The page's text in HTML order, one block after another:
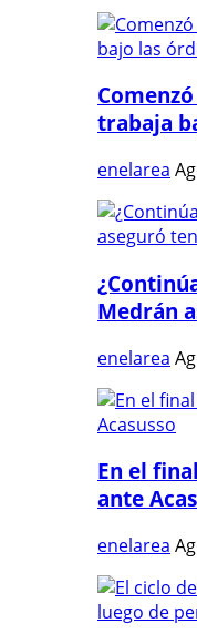
trabaja
enelarea
Medrán
enelarea
En el
ante
enelarea